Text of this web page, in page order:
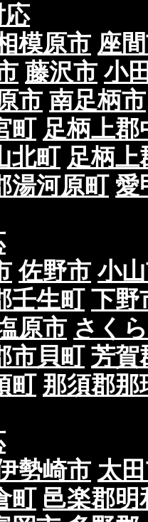
応
模原市 座
藤沢市 小
市 南足柄市
町 足柄上郡
北町 足柄上
湯河原町 愛
佐野市 小
壬生町 下野
原市 さく
市貝町 芳賀
町 那須郡那
勢崎市 太
町 邑楽郡明